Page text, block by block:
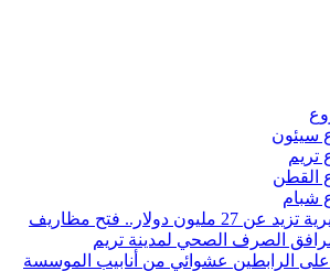
سيئون
تريم
القطن
شبام
بكلفة تقديرية تزيد عن 27 مليون دولار.. فتح مظاريف
الصرف الصحي لمدينة تريم
الرابطين عشوائي من أنابيب الموسسة